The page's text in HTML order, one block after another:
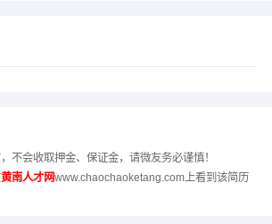
不会收取押金、保证金，请微友务必谨慎！
黄南人才网www.chaochaoketang.com上看到该简历